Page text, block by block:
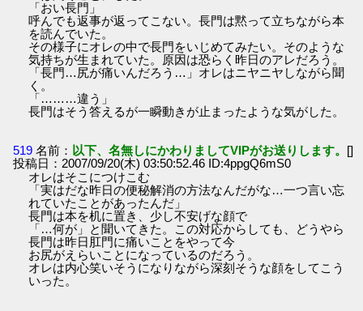
「おい長門」
呼んでも返事が返ってこない。長門は黙って立ちながら本
を読んでいた。
その様子にオレの中で長門をいじめてみたい。そのような
気持ちが生まれていた。原因は恐らく昨日のアレだろう。
「長門…尻が痛いんだろう…」オレはニヤニヤしながら聞
く。
「………違う」
長門はそう答えるが一瞬動きが止まったような気がした。
519 名前： 以下、名無しにかわりましてVIPがお送りします。 []
投稿日：2007/09/20(木) 03:50:52.46 ID:4ppgQ6mS0
オレはそこにつけこむ
「実はだな昨日の便秘解消の方法なんだがな…一つ言い忘
れていたことがあったんだ」
長門は本を机に置き、少し不安げな顔で
「…何が」と聞いてきた。この対応からしても、どうやら
長門は昨日肛門に痛いことをやって今
お尻がえらいことになっているのだろう。
オレは内心笑いそうになりながら深刻そうな顔をしてこう
いった。